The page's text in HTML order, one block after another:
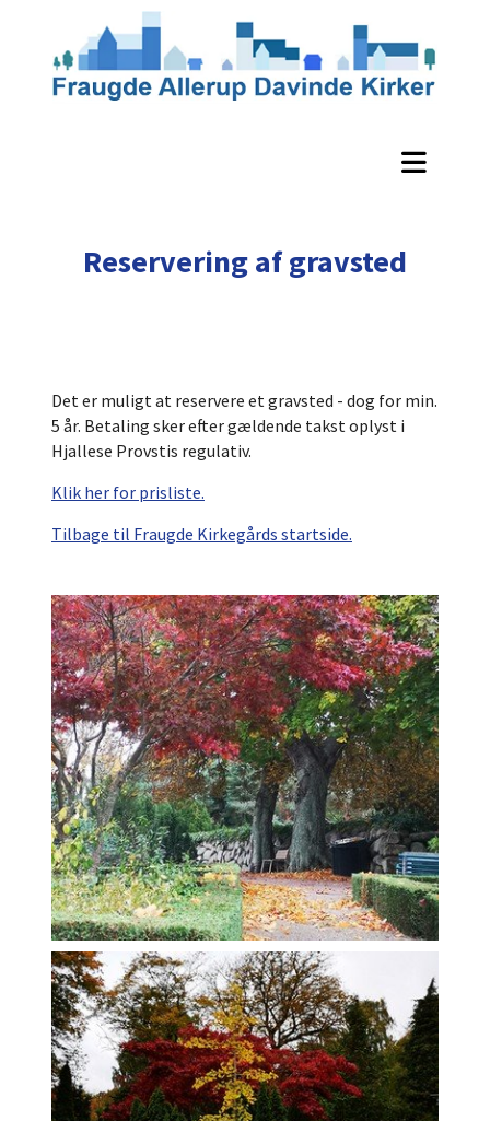
Reservering af gravsted
Det er muligt at reservere et gravsted - dog for min.
5 år. Betaling sker efter gældende takst oplyst i
Hjallese Provstis regulativ.
Klik her for prisliste.
Tilbage til Fraugde Kirkegårds startside.